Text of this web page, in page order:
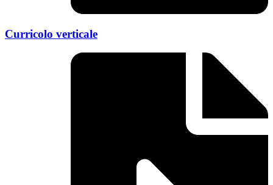
Curricolo verticale